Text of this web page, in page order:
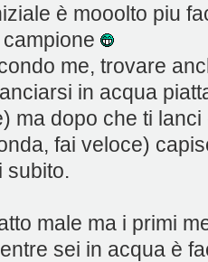
è mooolto piu
me, trovare
in acqua
ma dopo che ti
fai veloce)
subito.
male ma i primi
sei in acqua è